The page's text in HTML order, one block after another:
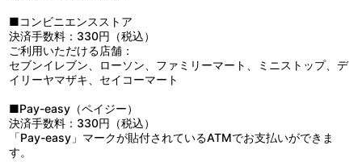
「兵営に咲くリラの花」
第32話「嵐のプレリュード」／第33話「たそがれに弔鐘は鳴る」
／第34話「今"テニス・コートの誓い"」
第35話「オスカル、今、巣離れの時」／第36話「合言葉は"サヨナ
ラ"」／第37話「熱き誓いの夜に」
第40話（最終話）「さようならわが愛しのオスカル」
■コンビニエンスストア
決済手数料：330円（税込）
ご利用いただける店舗：
セブンイレブン、ローソン、ファミリーマート、ミニストップ、デ
イリーヤマザキ、セイコーマート
■Pay-easy（ペイジー）
決済手数料：330円（税込）
「Pay-easy」マークが貼付されているATMでお支払いができま
す。